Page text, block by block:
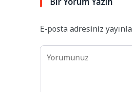
E-posta adresiniz